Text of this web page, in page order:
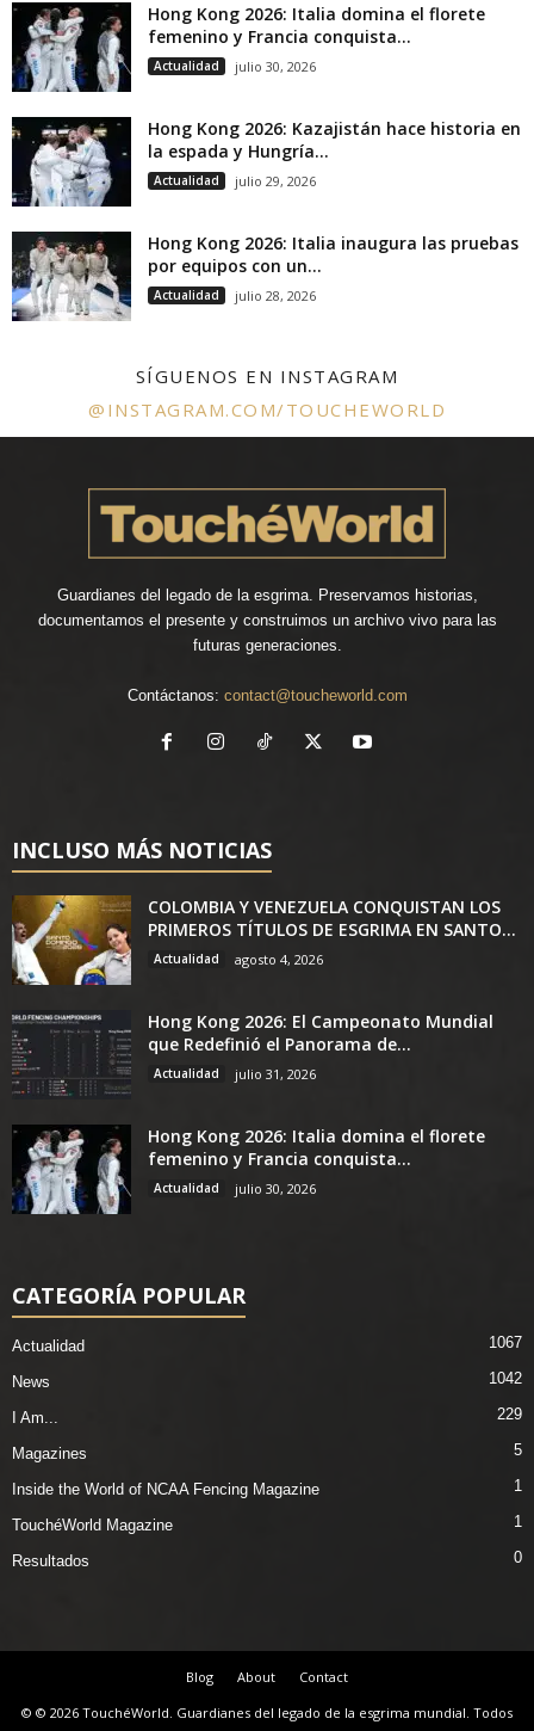
Hong Kong 2026: Italia domina el florete
femenino y Francia conquista...
Actualidad julio 30, 2026
Hong Kong 2026: Kazajistán hace historia en
la espada y Hungría...
Actualidad julio 29, 2026
Hong Kong 2026: Italia inaugura las pruebas
por equipos con un...
Actualidad julio 28, 2026
SÍGUENOS EN INSTAGRAM
@INSTAGRAM.COM/TOUCHEWORLD
Guardianes del legado de la esgrima. Preservamos historias,
documentamos el presente y construimos un archivo vivo para las
futuras generaciones.
Contáctanos: contact@toucheworld.com
INCLUSO MÁS NOTICIAS
COLOMBIA Y VENEZUELA CONQUISTAN LOS
PRIMEROS TÍTULOS DE ESGRIMA EN SANTO...
Actualidad agosto 4, 2026
Hong Kong 2026: El Campeonato Mundial
que Redefinió el Panorama de...
Actualidad julio 31, 2026
Hong Kong 2026: Italia domina el florete
femenino y Francia conquista...
Actualidad julio 30, 2026
CATEGORÍA POPULAR
Actualidad 1067
News 1042
I Am... 229
Magazines 5
Inside the World of NCAA Fencing Magazine 1
TouchéWorld Magazine 1
Resultados 0
Blog About
Contact
© © 2026 TouchéWorld. Guardianes del legado de la esgrima mundial. Todos